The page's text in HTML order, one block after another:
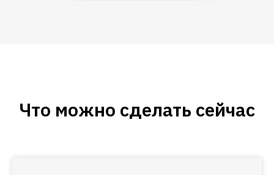
Что можно сделать сейчас